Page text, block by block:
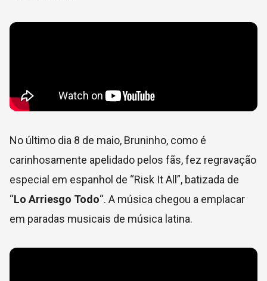
No último dia 8 de maio, Bruninho, como é
carinhosamente apelidado pelos fãs, fez regravação
especial em espanhol de “Risk It All”, batizada de
“Lo Arriesgo Todo“. A música chegou a emplacar
em paradas musicais de música latina.